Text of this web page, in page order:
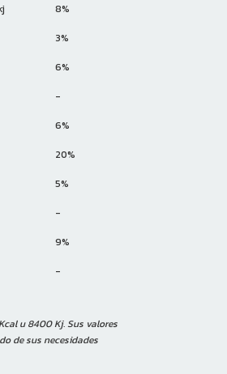
8%
3%
6%
-
6%
20%
5%
-
9%
-
u 8400 Kj. Sus valores
de sus necesidades